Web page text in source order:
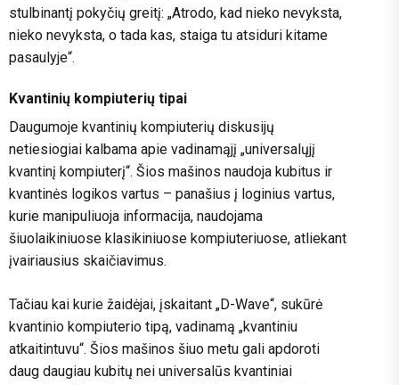
stulbinantį pokyčių greitį: „Atrodo, kad nieko nevyksta,
nieko nevyksta, o tada kas, staiga tu atsiduri kitame
pasaulyje“.
Kvantinių kompiuterių tipai
Daugumoje kvantinių kompiuterių diskusijų
netiesiogiai kalbama apie vadinamąjį „universalųjį
kvantinį kompiuterį“. Šios mašinos naudoja kubitus ir
kvantinės logikos vartus – panašius į loginius vartus,
kurie manipuliuoja informacija, naudojama
šiuolaikiniuose klasikiniuose kompiuteriuose, atliekant
įvairiausius skaičiavimus.
Tačiau kai kurie žaidėjai, įskaitant „D-Wave“, sukūrė
kvantinio kompiuterio tipą, vadinamą „kvantiniu
atkaitintuvu“. Šios mašinos šiuo metu gali apdoroti
daug daugiau kubitų nei universalūs kvantiniai